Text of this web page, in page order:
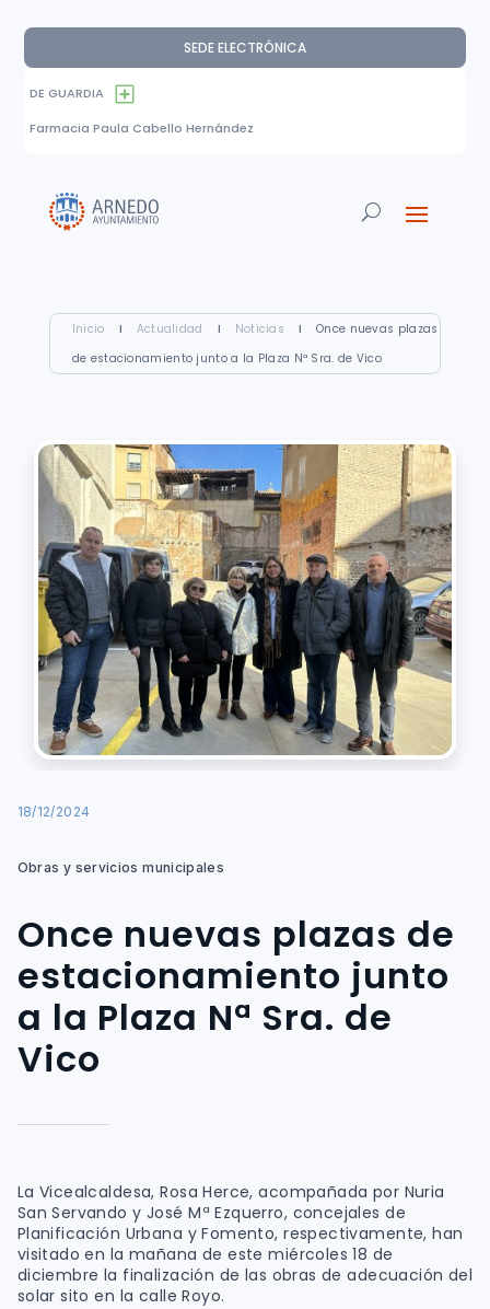
SEDE ELECTRÓNICA
DE GUARDIA
Farmacia Paula Cabello Hernández
Inicio I Actualidad I Noticias I
Once nuevas plazas
de estacionamiento junto a la Plaza Nª Sra. de Vico
18/12/2024
Obras y servicios municipales
Once nuevas plazas de
estacionamiento junto
a la Plaza Nª Sra. de
Vico
La Vicealcaldesa, Rosa Herce, acompañada por Nuria
San Servando y José Mª Ezquerro, concejales de
Planificación Urbana y Fomento, respectivamente, han
visitado en la mañana de este miércoles 18 de
diciembre la finalización de las obras de adecuación del
solar sito en la calle Royo.